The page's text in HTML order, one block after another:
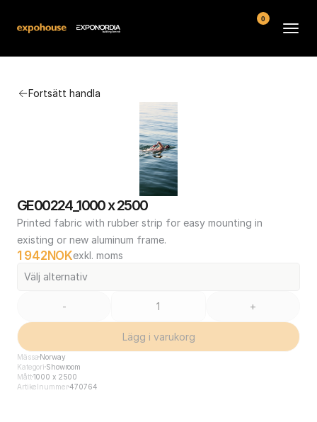
Fortsätt handla
GE00224_1000 x 2500
Printed fabric with rubber strip for easy mounting in
existing or new aluminum frame.
1 942NOKexkl. moms
Välj alternativ
- +
Lägg i varukorg
Mässa Norway
Kategori Showroom
Mått1000 x 2500
Artikelnummer470764
Kontakt
Köpvillkor
0